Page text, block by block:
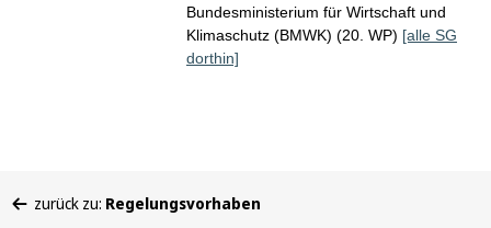
Bundesministerium für Wirtschaft und
Klimaschutz (BMWK) (20. WP) [alle SG
dorthin]
befinden
zurück zu: Regelungsvorhaben